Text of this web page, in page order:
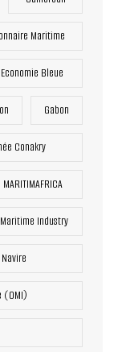
Maritime
Economie Bleue
Gabon
Conakry
MARITIMAFRICA
Maritime Industry
Navire
(OMI)